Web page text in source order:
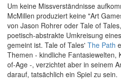
Um keine Missverständnisse
McMillen produziert keine "Art
von Jason Rohrer oder Tale of
poetisch-abstrakte Umkreisung
gemeint ist. Tale of Tales' The Path
Themen - kindliche Fantasiewelten,
of-Age -, verzichtet aber in seinem
darauf, tatsächlich ein Spiel zu sein.